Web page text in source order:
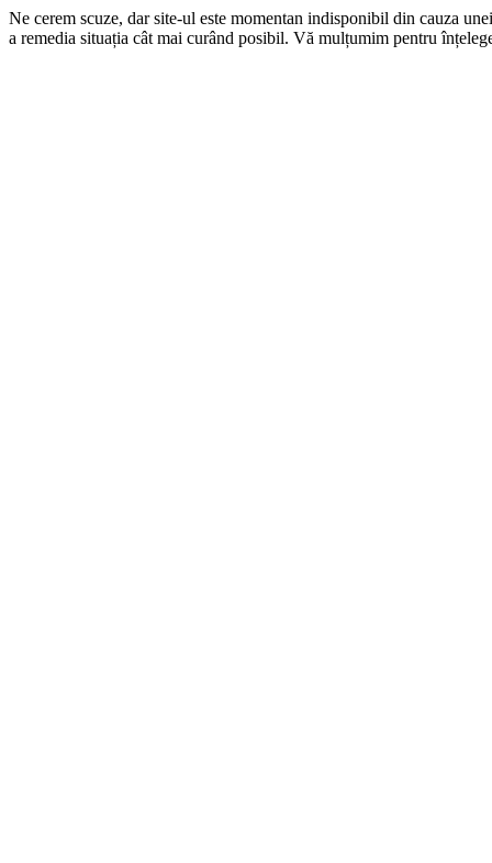
Ne cerem scuze, dar site-ul este momentan indisponibil din cauza
a remedia situația cât mai curând posibil. Vă mulțumim pentru